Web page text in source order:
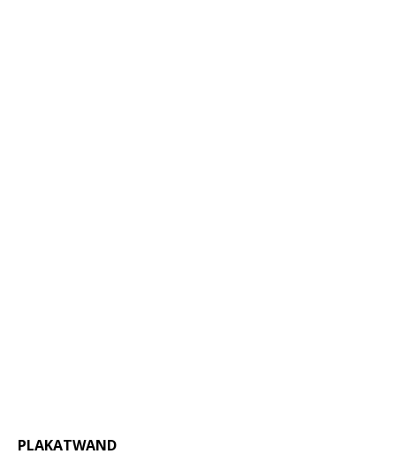
PLAKATWAND